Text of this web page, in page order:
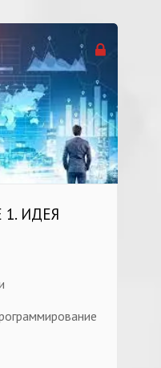
1. ИДЕЯ